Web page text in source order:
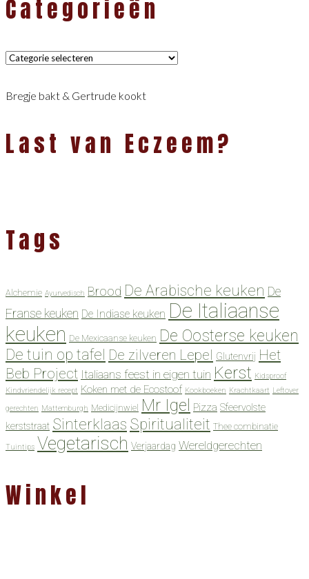
Categorieën
Categorieën
Bregje bakt & Gertrude kookt
Last van Eczeem?
Tags
Alchemie Ayurvedisch Brood De Arabische keuken De
Franse keuken De Indiase keuken De Italiaanse
keuken De Mexicaanse keuken De Oosterse keuken
De tuin op tafel De zilveren Lepel Glutenvrij Het
Beb Project Italiaans feest in eigen tuin Kerst Kidsproof
Kindvriendelijk recept Koken met de Ecostoof Kookboeken Krachtkaart Leftover
gerechten Mattemburgh Medicijnwiel Mr Igel Pizza Sfeervolste
kerststraat Sinterklaas Spiritualiteit Thee combinatie
Tuintips Vegetarisch Verjaardag Wereldgerechten
Winkel